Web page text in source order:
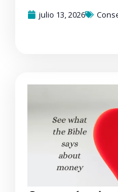
julio 13, 2026